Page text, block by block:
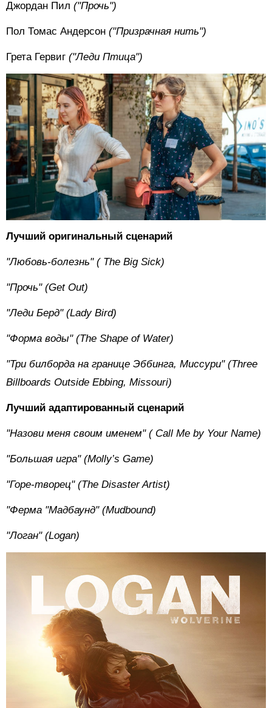
Джордан Пил ("Прочь")
Пол Томас Андерсон ("Призрачная нить")
Грета Гервиг ("Леди Птица")
Лучший оригинальный сценарий
"Любовь-болезнь" ( The Big Sick)
"Прочь" (Get Out)
"Леди Берд" (Lady Bird)
"Форма воды" (The Shape of Water)
"Три билборда на границе Эббинга, Миссури" (Three
Billboards Outside Ebbing, Missouri)
Лучший адаптированный сценарий
"Назови меня своим именем" ( Call Me by Your Name)
"Большая игра" (Molly’s Game)
"Горе-творец" (The Disaster Artist)
"Ферма "Мадбаунд" (Mudbound)
"Логан" (Logan)